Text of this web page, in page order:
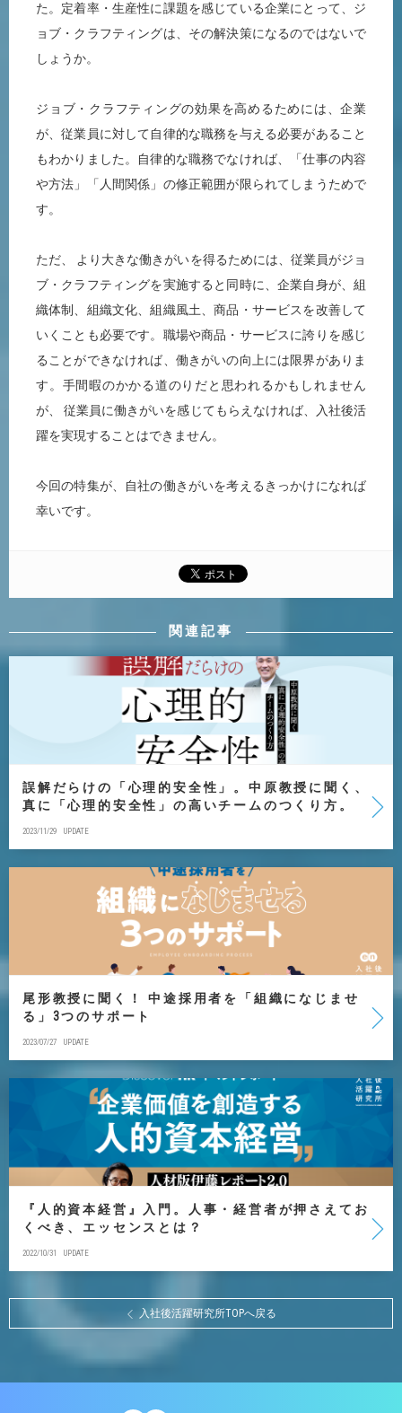
た。定着率・生産性に課題を感じている企業にとって、ジ
ョブ・クラフティングは、その解決策になるのではないで
しょうか。
ジョブ・クラフティングの効果を高めるためには、企業
が、従業員に対して自律的な職務を与える必要があること
もわかりました。自律的な職務でなければ、「仕事の内容
や方法」「人間関係」の修正範囲が限られてしまうためで
す。
ただ、 より大きな働きがいを得るためには、従業員がジョ
ブ・クラフティングを実施すると同時に、企業自身が、組
織体制、組織文化、組織風土、商品・サービスを改善して
いくことも必要です。職場や商品・サービスに誇りを感じ
ることができなければ、働きがいの向上には限界がありま
す。手間暇のかかる道のりだと思われるかもしれません
が、 従業員に働きがいを感じてもらえなければ、入社後活
躍を実現することはできません。
今回の特集が、自社の働きがいを考えるきっかけになれば
幸いです。
関連記事
誤解だらけの「心理的安全性」。中原教授に聞く、
真に「心理的安全性」の高いチームのつくり方。
2023/11/29 UPDATE
尾形教授に聞く！ 中途採用者を「組織になじませ
る」3つのサポート
2023/07/27 UPDATE
『人的資本経営』入門。人事・経営者が押さえてお
くべき、エッセンスとは？
2022/10/31 UPDATE
入社後活躍研究所TOPへ戻る